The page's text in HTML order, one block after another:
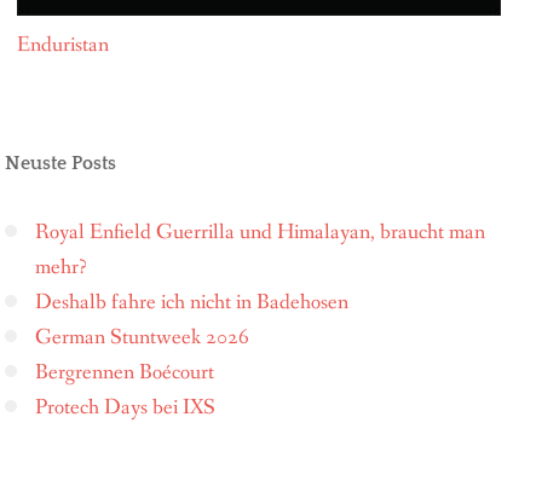
Enduristan
Neuste Posts
Royal Enfield Guerrilla und Himalayan, braucht man
mehr?
Deshalb fahre ich nicht in Badehosen
German Stuntweek 2026
Bergrennen Boécourt
Protech Days bei IXS